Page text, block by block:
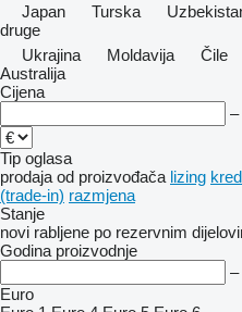
Japan
Turska
druge
Ukrajina
Moldavija Čile
Australija
Cijena
–
Tip oglasa
prodaja od proizvođača lizing
(trade-in) razmjena
Stanje
novi rabljene po rezervnim
Godina proizvodnje
–
Euro